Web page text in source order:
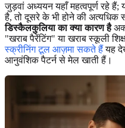
जुड़वां अध्ययन यहाँ महत्वपूर्ण रहे
है, तो दूसरे के भी होने की अत्यधिक
डिस्कैलकुलिया का क्या कारण है
"खराब पैरेंटिंग" या खराब स्कूली
स्क्रीनिंग टूल आज़मा सकते हैंयह
आनुवंशिक पैटर्न से मेल खाती हैं।